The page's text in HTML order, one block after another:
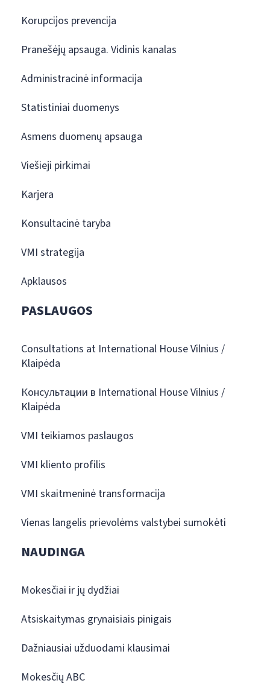
Korupcijos prevencija
Pranešėjų apsauga. Vidinis kanalas
Administracinė informacija
Statistiniai duomenys
Asmens duomenų apsauga
Viešieji pirkimai
Karjera
Konsultacinė taryba
VMI strategija
Apklausos
PASLAUGOS
Consultations at International House Vilnius /
Klaipėda
Консультации в International House Vilnius /
Klaipėda
VMI teikiamos paslaugos
VMI kliento profilis
VMI skaitmeninė transformacija
Vienas langelis prievolėms valstybei sumokėti
NAUDINGA
Mokesčiai ir jų dydžiai
Atsiskaitymas grynaisiais pinigais
Dažniausiai užduodami klausimai
Mokesčių ABC